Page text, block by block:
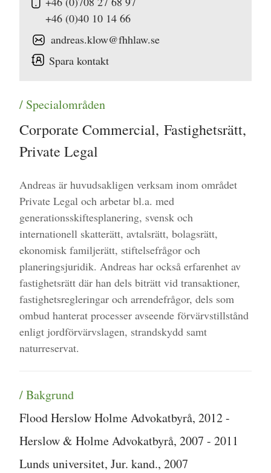
+46 (0)40 10 14 66
andreas.klow@fhhlaw.se
Spara kontakt
/ Specialområden
Corporate Commercial, Fastighetsrätt,
Private Legal
Andreas är huvudsakligen verksam inom området
Private Legal och arbetar bl.a. med
generationsskiftesplanering, svensk och
internationell skatterätt, avtalsrätt, bolagsrätt,
ekonomisk familjerätt, stiftelsefrågor och
planeringsjuridik. Andreas har också erfarenhet av
fastighetsrätt där han dels biträtt vid transaktioner,
fastighetsregleringar och arrendefrågor, dels som
ombud hanterat processer avseende förvärvstillstånd
enligt jordförvärvslagen, strandskydd samt
naturreservat.
/ Bakgrund
Flood Herslow Holme Advokatbyrå, 2012 -
Herslow & Holme Advokatbyrå, 2007 - 2011
Lunds universitet, Jur. kand., 2007